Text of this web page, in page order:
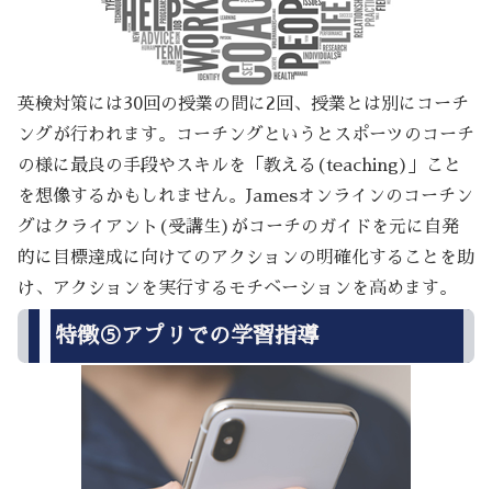
英検対策には30回の授業の間に2回、授業とは別にコーチ
ングが行われます。コーチングというとスポーツのコーチ
の様に最良の手段やスキルを「教える(teaching)」こと
を想像するかもしれません。Jamesオンラインのコーチン
グはクライアント(受講生)がコーチのガイドを元に自発
的に目標達成に向けてのアクションの明確化することを助
け、アクションを実行するモチベーションを高めます。
特徴⑤アプリでの学習指導